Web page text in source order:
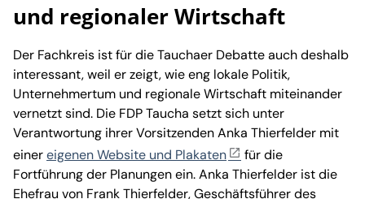
und regionaler Wirtschaft
Der Fachkreis ist für die Tauchaer Debatte auch deshalb
interessant, weil er zeigt, wie eng lokale Politik,
Unternehmertum und regionale Wirtschaft miteinander
vernetzt sind. Die FDP Taucha setzt sich unter
Verantwortung ihrer Vorsitzenden Anka Thierfelder mit
einereigenen Website und Plakaten
für die
Fortführung der Planungen ein. Anka Thierfelder ist die
Ehefrau von Frank Thierfelder, Geschäftsführer des